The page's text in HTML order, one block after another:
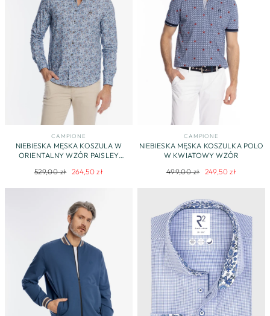
CAMPIONE
NIEBIESKA MĘSKA KOSZULA W
ORIENTALNY WZÓR PAISLEY
Regularna
529,00 zł Cena
264,50 zł
CAMPIONE
NIEBIESKA MĘSKA KOSZULKA POLO
W KWIATOWY WZÓR
Regularna
499,00 zł Cena
249,50 zł